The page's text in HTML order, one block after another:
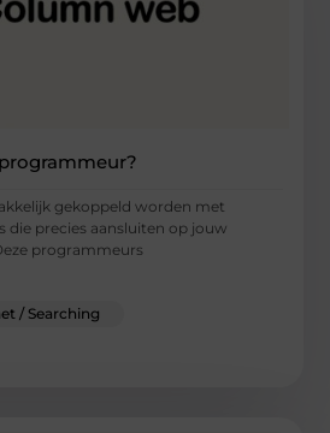
gekoppeld worden met
precies aansluiten op jouw
programmeurs
/ Searching